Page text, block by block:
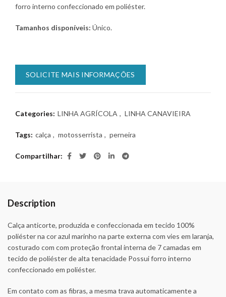
forro interno confeccionado em poliéster.
Tamanhos disponíveis: Único.
SOLICITE MAIS INFORMAÇÕES
Categories: LINHA AGRÍCOLA , LINHA CANAVIEIRA
Tags: calça , motosserrista , perneira
Compartilhar
Description
Calça anticorte, produzida e confeccionada em tecido 100%
poliéster na cor azul marinho na parte externa com vies em laranja,
costurado com com proteção frontal interna de 7 camadas em
tecido de poliéster de alta tenacidade Possui forro interno
confeccionado em poliéster.
Em contato com as fibras, a mesma trava automaticamente a